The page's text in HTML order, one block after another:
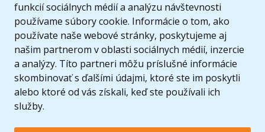
funkcií sociálnych médií a analýzu návštevnosti
používame súbory cookie. Informácie o tom, ako
používate naše webové stránky, poskytujeme aj
našim partnerom v oblasti sociálnych médií, inzercie
a analýzy. Títo partneri môžu príslušné informácie
skombinovať s ďalšími údajmi, ktoré ste im poskytli
alebo ktoré od vás získali, keď ste používali ich
služby.